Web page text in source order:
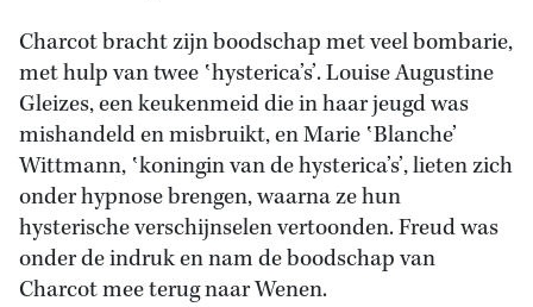
Charcot bracht zijn boodschap met veel bombarie,
met hulp van twee ‛hysterica’s’. Louise Augustine
Gleizes, een keukenmeid die in haar jeugd was
mishandeld en misbruikt, en Marie ‛Blanche’
Wittmann, ‛koningin van de hysterica’s’, lieten zich
onder hypnose brengen, waarna ze hun
hysterische verschijnselen vertoonden. Freud was
onder de indruk en nam de boodschap van
Charcot mee terug naar Wenen.